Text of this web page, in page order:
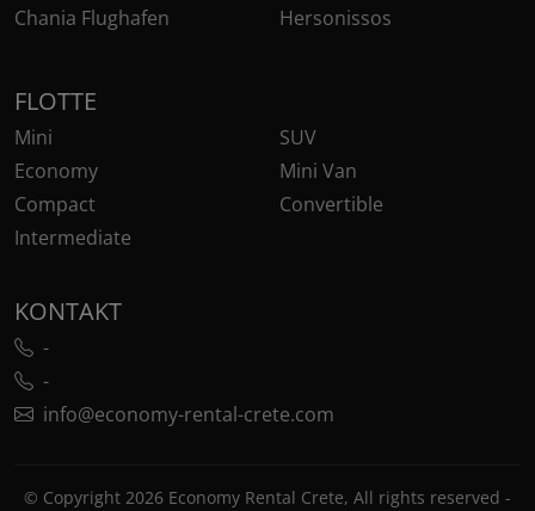
Chania Flughafen
Hersonissos
FLOTTE
Mini
Economy
Compact
Intermediate
SUV
Mini Van
Convertible
KONTAKT
-
-
info@economy-rental-crete.com
© Copyright 2026 Economy Rental Crete, All rights reserved -